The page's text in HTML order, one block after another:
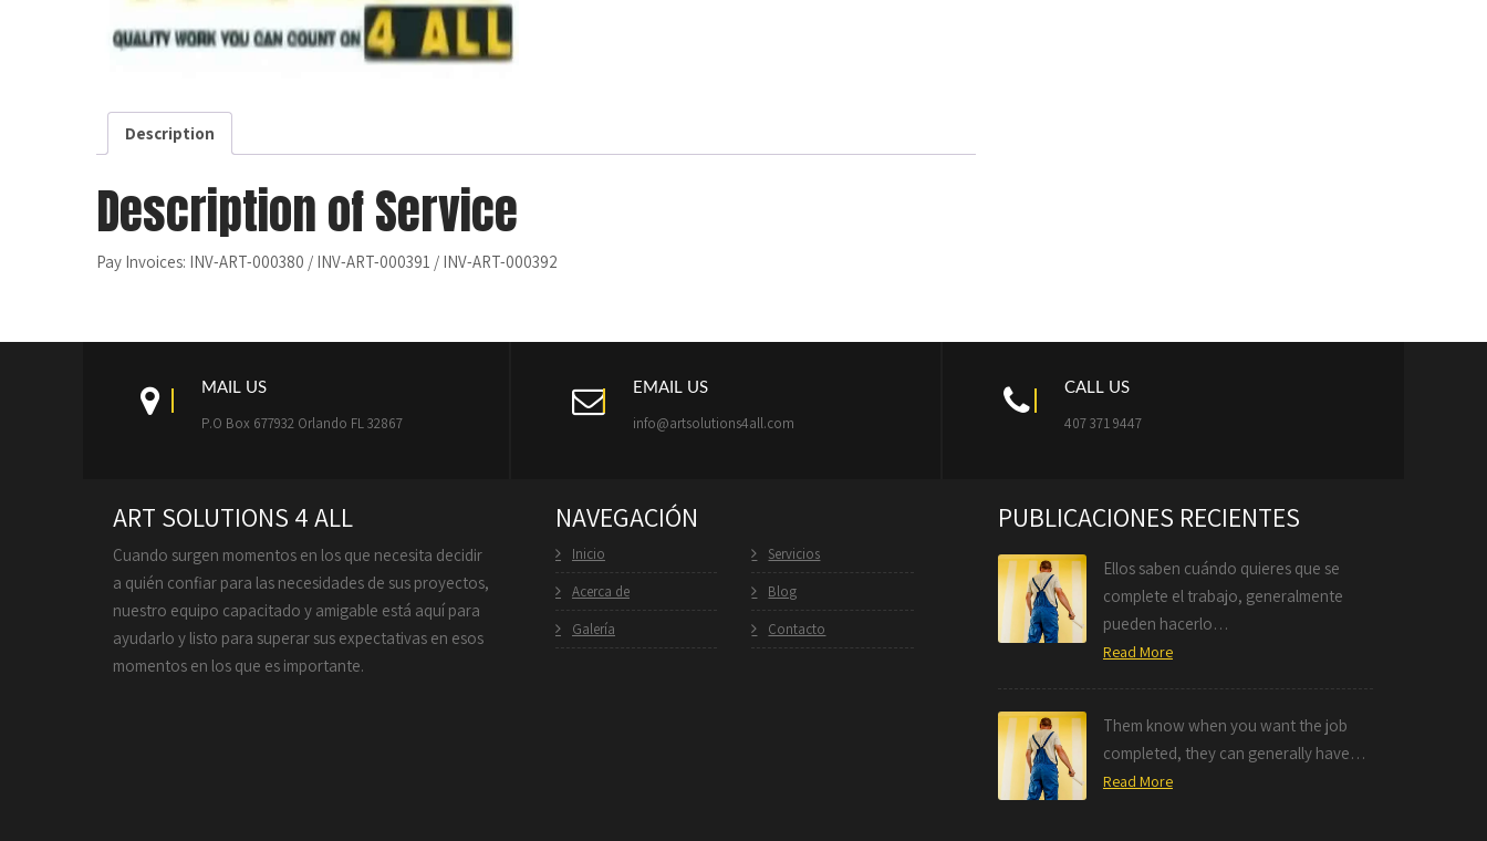
Description
Description of Service
Pay Invoices: INV-ART-000380 / INV-ART-000391 / INV-ART-000392
MAIL US
P.O Box 677932 Orlando FL 32867
EMAIL US
info@artsolutions4all.com
CALL US
407 371 9447
ART SOLUTIONS 4 ALL
Cuando surgen momentos en los que necesita decidir
a quién confiar para las necesidades de sus proyectos,
nuestro equipo capacitado y amigable está aquí para
ayudarlo y listo para superar sus expectativas en esos
momentos en los que es importante.
NAVEGACIÓN
Inicio
Acerca de
Galería
Servicios
Blog
Contacto
PUBLICACIONES RECIENTES
Ellos saben cuándo quieres que se
complete el trabajo, generalmente
pueden hacerlo…
Read More
Them know when you want the job
completed, they can generally have…
Read More